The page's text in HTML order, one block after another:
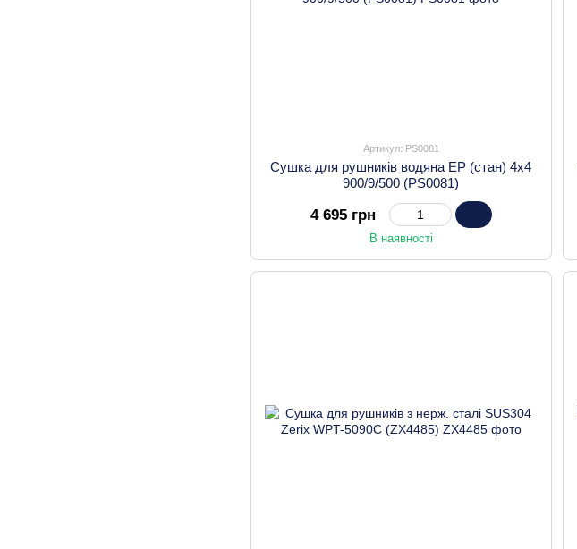
Артикул: PS0081
Сушка для рушників водяна EP (стан) 4х4
900/9/500 (PS0081)
4 695 грн
В наявності